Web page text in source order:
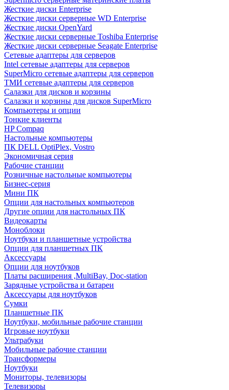
Жесткие диски Enterprise
Жесткие диски серверные WD Enterprise
Жесткие диски OpenYard
Жесткие диски серверные Toshiba Enterprise
Жесткие диски серверные Seagate Enterprise
Сетевые адаптеры для серверов
Intel сетевые адаптеры для серверов
SuperMicro сетевые адаптеры для серверов
ТМИ сетевые адаптеры для серверов
Салазки для дисков и корзины
Салазки и корзины для дисков SuperMicro
Компьютеры и опции
Тонкие клиенты
HP Compaq
Настольные компьютеры
ПК DELL OptiPlex, Vostro
Экономичная серия
Рабочие станции
Розничные настольные компьютеры
Бизнес-серия
Мини ПК
Опции для настольных компьютеров
Другие опции для настольных ПК
Видеокарты
Моноблоки
Ноутбуки и планшетные устройства
Опции для планшетных ПК
Аксессуары
Опции для ноутбуков
Платы расширения ,MultiBay, Doc-station
Зарядные устройства и батареи
Аксессуары для ноутбуков
Сумки
Планшетные ПК
Ноутбуки, мобильные рабочие станции
Игровые ноутбуки
Ультрабуки
Мобильные рабочие станции
Трансформеры
Ноутбуки
Мониторы, телевизоры
Телевизоры